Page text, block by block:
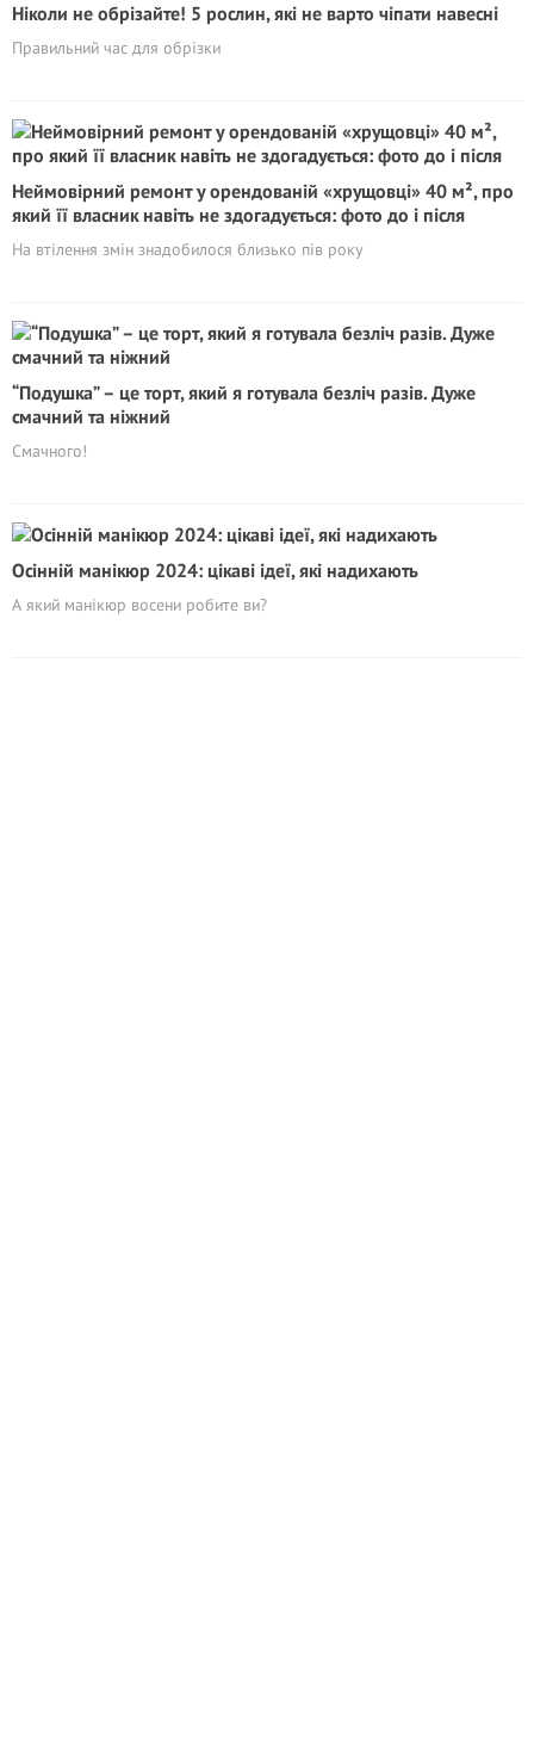
Ніколи не обрізайте! 5 рослин, які не варто чіпати навесні
Правильний час для обрізки
Неймовірний ремонт у орендованій «хрущовці» 40 м², про
який її власник навіть не здогадується: фото до і після
На втілення змін знадобилося близько пів року
“Подушка” – це торт, який я готувала безліч разів. Дуже
смачний та ніжний
Смачного!
Осінній манікюр 2024: цікаві ідеї, які надихають
А який манікюр восени робите ви?